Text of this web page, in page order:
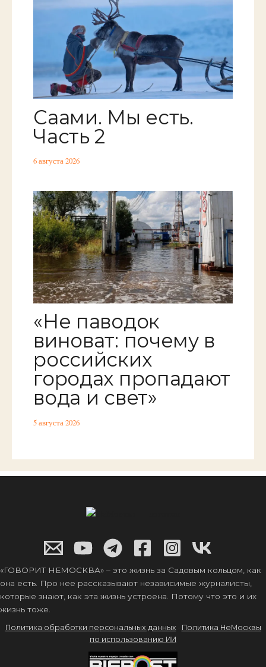
Саами. Мы есть.
Часть 2
6 августа 2026
«Не паводок
виноват: почему в
российских
городах пропадают
вода и свет»
5 августа 2026
«ГОВОРИТ НЕМОСКВА» – это жизнь за Садовым кольцом, как
она есть. Про нее рассказывают независимые журналисты,
которые знают, как эта жизнь устроена. Потому что это и их
жизнь тоже.
Политика обработки персональных данных · Политика НеМосквы
по использованию ИИ